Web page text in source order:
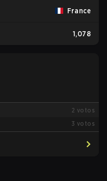
France
1,078
2 votos
3 votos